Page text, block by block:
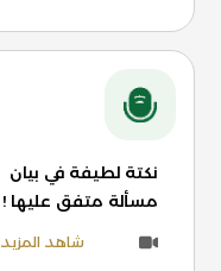
نكتة لطيفة في بيان
مسألة متفق عليها !
شاهد المزيد